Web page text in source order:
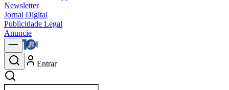
Newsletter
Jornal Digital
Publicidade Legal
Anuncie
Entrar